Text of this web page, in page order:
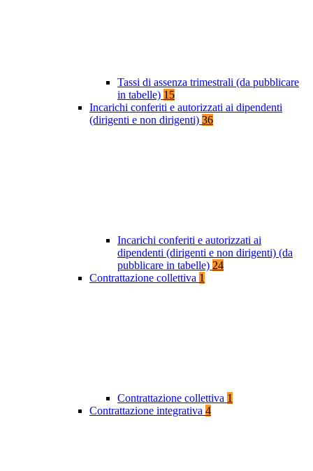
Tassi di assenza trimestrali (da pubblicare
in tabelle) 15
Incarichi conferiti e autorizzati ai dipendenti
(dirigenti e non dirigenti) 36
Incarichi conferiti e autorizzati ai
dipendenti (dirigenti e non dirigenti) (da
pubblicare in tabelle) 24
Contrattazione collettiva 1
Contrattazione collettiva 1
Contrattazione integrativa 4